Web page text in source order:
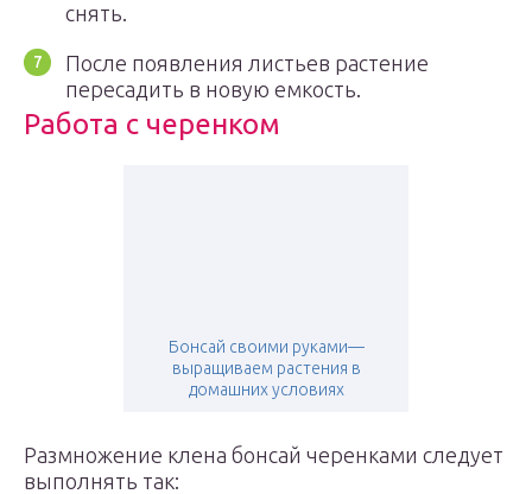
снять.
После появления листьев растение
пересадить в новую емкость.
Работа с черенком
Бонсай своими руками—
выращиваем растения в
домашних условиях
Размножение клена бонсай черенками следует
выполнять так: